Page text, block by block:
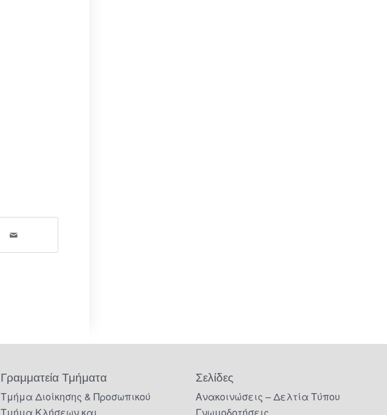
Γραμματεία Τμήματα
Τμήμα Διοίκησης & Προσωπικού
Τμήμα Κλήσεων και
Σελίδες
Ανακοινώσεις – Δελτία Τύπου
Γνωμοδοτήσεις